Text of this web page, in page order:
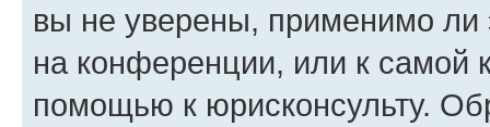
вы не уверены, применимо ли
на конференции, или к самой
помощью к юрисконсульту.